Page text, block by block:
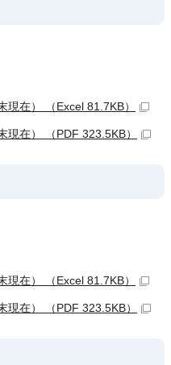
在） （Excel 81.7KB）
在） （PDF 323.5KB）
在） （Excel 81.7KB）
在） （PDF 323.5KB）